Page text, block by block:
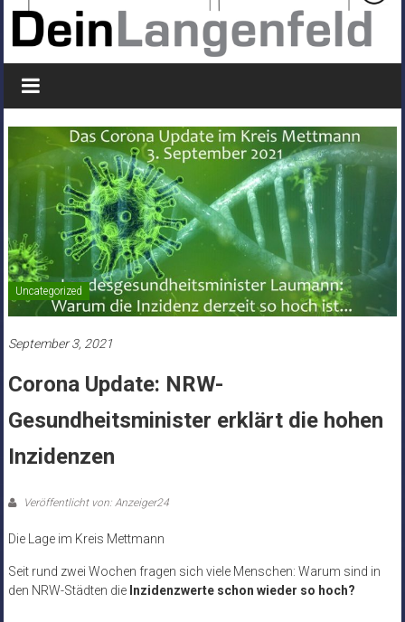
Uncategorized
September 3, 2021
Corona Update: NRW-
Gesundheitsminister erklärt die hohen
Inzidenzen
Veröffentlicht von: Anzeiger24
Die Lage im Kreis Mettmann
Seit rund zwei Wochen fragen sich viele Menschen: Warum sind in
den NRW-Städten die Inzidenzwerte schon wieder so hoch?